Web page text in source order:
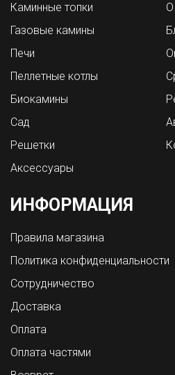
Каминные топки
Газовые камины
Печи
Пеллетные котлы
Биокамины
Сад
Решетки
Аксессуары
О
ИНФОРМАЦИЯ
Правила магазина
Политика конфиденциальности
Сотрудничество
Доставка
Оплата
Оплата частями